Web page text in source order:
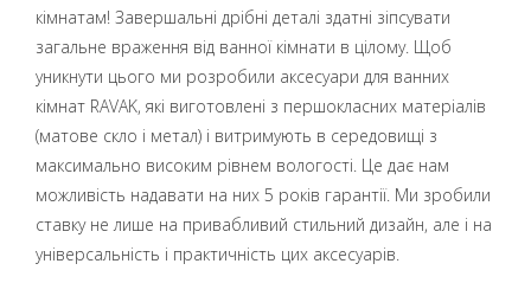
кімнатам! Завершальні дрібні деталі здатні зіпсувати
загальне враження від ванної кімнати в цілому. Щоб
уникнути цього ми розробили аксесуари для ванних
кімнат RAVAK, які виготовлені з першокласних матеріалів
(матове скло і метал) і витримують в середовищі з
максимально високим рівнем вологості. Це дає нам
можливість надавати на них 5 років гарантії. Ми зробили
ставку не лише на привабливий стильний дизайн, але і на
універсальність і практичність цих аксесуарів.